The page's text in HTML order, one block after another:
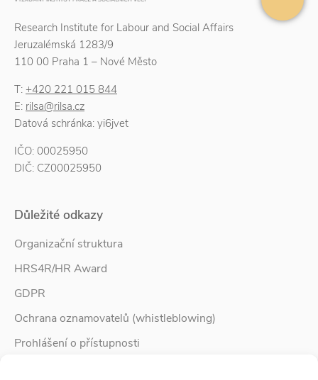
Research Institute for Labour and Social Affairs
Jeruzalémská 1283/9
110 00 Praha 1 – Nové Město
T: +420 221 015 844
E: rilsa@rilsa.cz
Datová schránka: yi6jvet
IČO: 00025950
DIČ: CZ00025950
Důležité odkazy
Organizační struktura
HRS4R/HR Award
GDPR
Ochrana oznamovatelů (whistleblowing)
Prohlášení o přístupnosti